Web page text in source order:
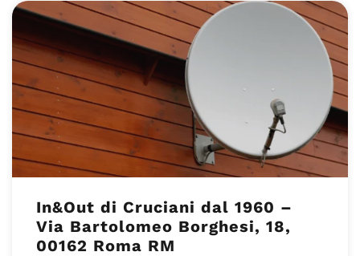
In&Out di Cruciani dal 1960 –
Via Bartolomeo Borghesi, 18,
00162 Roma RM